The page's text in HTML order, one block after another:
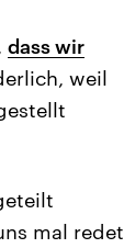
dass wir
weil
mal redet